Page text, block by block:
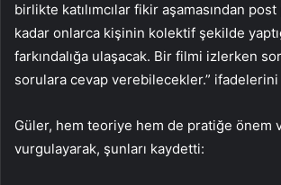
birlikte katılımcılar fikir aşamasından
kadar onlarca kişinin kolektif şekilde
farkındalığa ulaşacak. Bir filmi izlerken
sorulara cevap verebilecekler.” ifadelerini
Güler, hem teoriye hem de pratiğe önem
vurgulayarak, şunları kaydetti: